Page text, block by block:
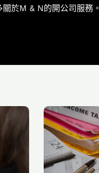
於M & N的開公司服務。